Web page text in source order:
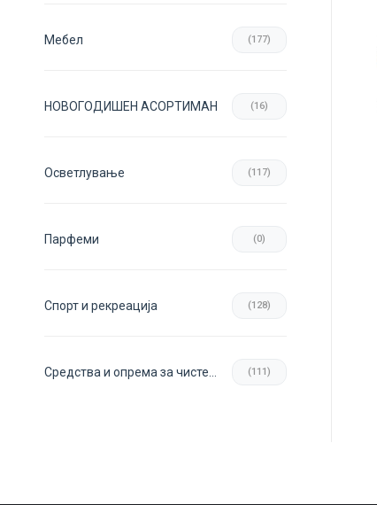
Мебел (177)
НОВОГОДИШЕН АСОРТИМАН (16)
Осветлување (117)
Парфеми (0)
Спорт и рекреација (128)
(111)